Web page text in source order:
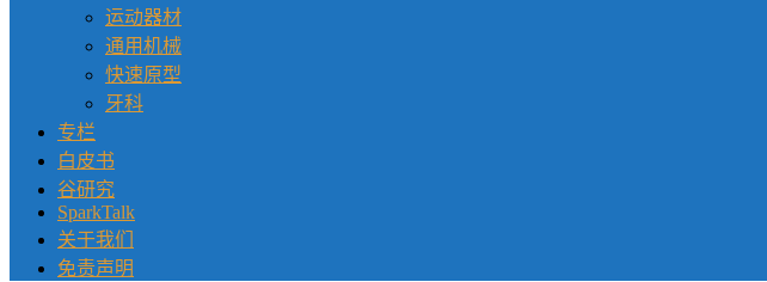
运动器材
通用机械
快速原型
牙科
专栏
白皮书
谷研究
SparkTalk
关于我们
免责声明